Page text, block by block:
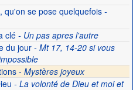
qu'on se pose quelquefois-
clé- Un pas apres l'autre
du jour- Mt 17, 14-20 si vous
- Mystères joyeux
- La volonté de Dieu et moi et